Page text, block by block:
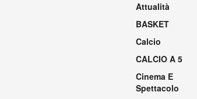
Attualità
BASKET
Calcio
CALCIO A 5
Cinema E
Spettacolo